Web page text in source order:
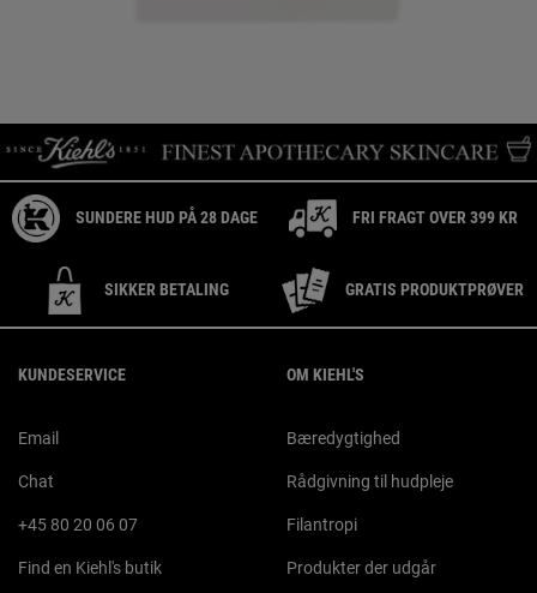
SUNDERE HUD PÅ 28 DAGE FRI FRAGT OVER 399 KR
SIKKER BETALING GRATIS PRODUKTPRØVER
KUNDESERVICE
Email
Chat
+45 80 20 06 07
Find en Kiehl's butik
OM KIEHL'S
Bæredygtighed
Rådgivning til hudpleje
Filantropi
Produkter der udgår